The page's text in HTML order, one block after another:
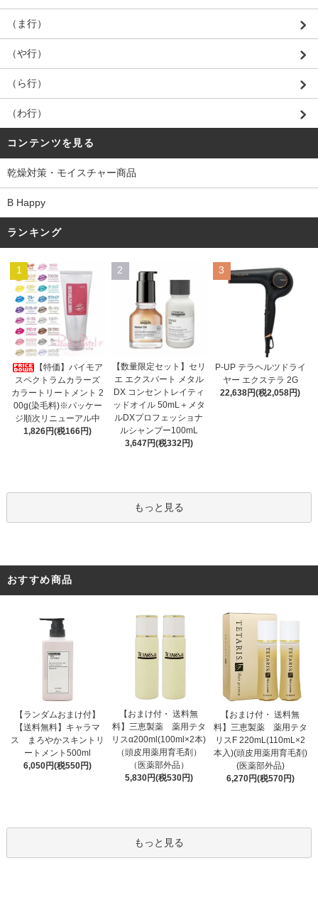
（ま行）
（や行）
（ら行）
（わ行）
コンテンツを見る
乾燥対策・モイスチャー商品
B Happy
ランキング
1
【特価】パイモア
スペクトラムカラーズ
カラートリートメント 2
00g(染毛料)※パッケー
ジ順次リニューアル中
1,826円(税166円)
2
【数量限定セット】セリ
エ エクスパート メタル
DX コンセントレイティ
ッドオイル 50mL＋メタ
ルDXプロフェッショナ
ルシャンプー100mL
3,647円(税332円)
3
P-UP テラヘルツドライ
ヤー エクステラ 2G
22,638円(税2,058円)
もっと見る
おすすめ商品
【ランダムおまけ付】
【送料無料】キャラマ
ス まろやかスキントリ
ートメント500ml
6,050円(税550円)
【おまけ付・ 送料無
料】三恵製薬 薬用テタ
リスα200ml(100ml×2本)
（頭皮用薬用育毛剤）
（医薬部外品）
5,830円(税530円)
【おまけ付・ 送料無
料】三恵製薬 薬用テタ
リスF 220mL(110mL×2
本入)(頭皮用薬用育毛剤)
(医薬部外品)
6,270円(税570円)
もっと見る